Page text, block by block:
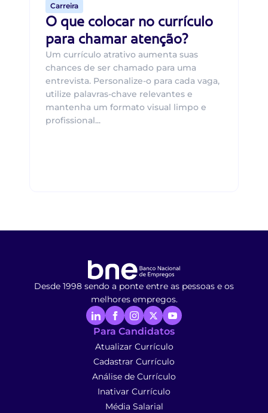
Carreira
O que colocar no currículo
para chamar atenção?
Um currículo atrativo aumenta suas
chances de ser chamado para uma
entrevista. Personalize-o para cada vaga,
utilize palavras-chave relevantes e
mantenha um formato visual limpo e
profissional...
Desde 1998 sendo a ponte entre as pessoas e os
melhores empregos.
Para Candidatos
Atualizar Currículo
Cadastrar Currículo
Análise de Currículo
Inativar Currículo
Média Salarial